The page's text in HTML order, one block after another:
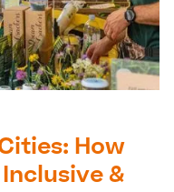
How
&